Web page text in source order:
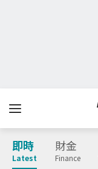
即時
Latest
財金
Finance